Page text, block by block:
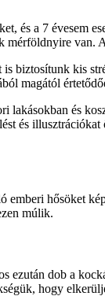
és a 7 évesem
van.
biztosítunk kis
magától
lakásokban és
és
hősöket
múlik.
dob a
hogy